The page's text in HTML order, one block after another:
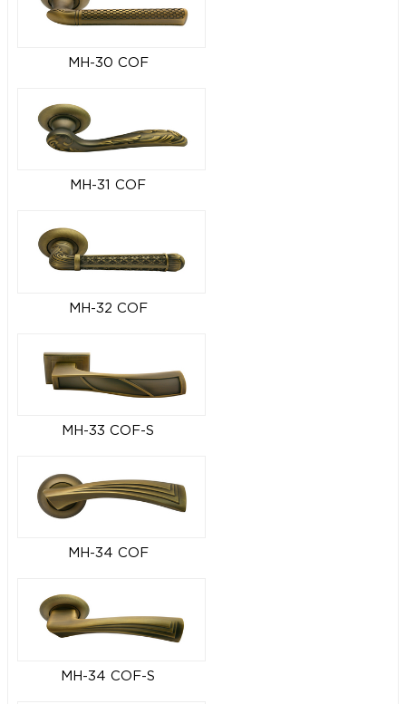
MH-30 COF
MH-31 COF
MH-32 COF
MH-33 COF-S
MH-34 COF
MH-34 COF-S